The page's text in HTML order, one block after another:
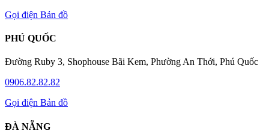
Gọi điện Bản đồ
PHÚ QUỐC
Đường Ruby 3, Shophouse Bãi Kem, Phường An Thới, Phú Quốc
0906.82.82.82
Gọi điện Bản đồ
ĐÀ NẴNG